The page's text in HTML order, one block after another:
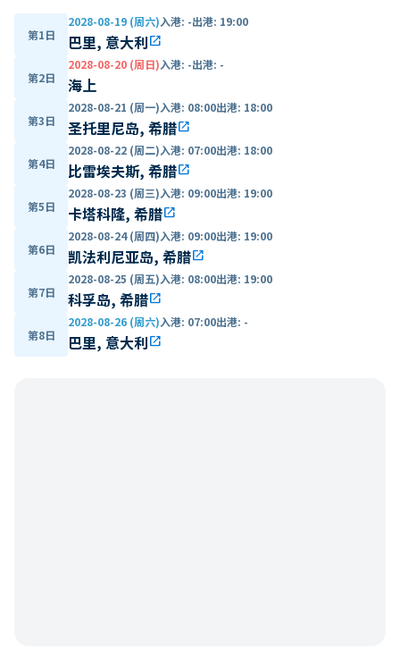
第1日
2028-08-19 (周六)入港: -出港: 19:00
巴里, 意大利open_in_new
第2日
2028-08-20 (周日)入港: -出港: -
海上
第3日
2028-08-21 (周一)入港: 08:00出港: 18:00
圣托里尼岛, 希腊open_in_new
第4日
2028-08-22 (周二)入港: 07:00出港: 18:00
比雷埃夫斯, 希腊open_in_new
第5日
2028-08-23 (周三)入港: 09:00出港: 19:00
卡塔科隆, 希腊open_in_new
第6日
2028-08-24 (周四)入港: 09:00出港: 19:00
凯法利尼亚岛, 希腊open_in_new
第7日
2028-08-25 (周五)入港: 08:00出港: 19:00
科孚岛, 希腊open_in_new
第8日
2028-08-26 (周六)入港: 07:00出港: -
巴里, 意大利open_in_new